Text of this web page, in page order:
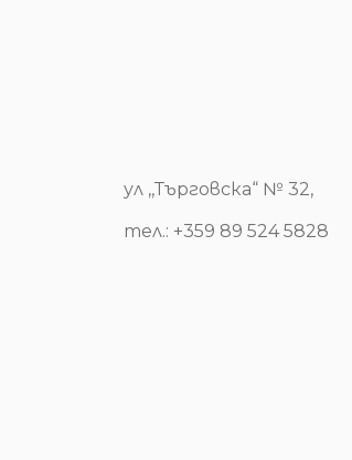
ул ,,Търговска“ № 32,
тел.: +359 89 524 5828